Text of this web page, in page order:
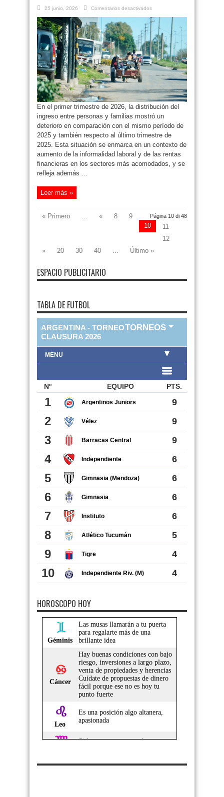
25 junio, 2026 Comentarios desactivados
la
desigualdad:
el
primer
trimestre
el
10%
más
rico
veces
más
los
sectores
menores
ingresos
En el primer trimestre de 2026, la distribución del
ingreso entre personas y familias mostró un
deterioro en comparación con el mismo período de
2025 y también respecto al último trimestre de
2025. Esta situación se enmarca en un contexto de
aumento de la informalidad laboral y de las rentas
financieras en los sectores más acomodados, y se
refleja además ...
Leer más »
Página 10 di 48
« Primero ... « 8
9
10
11
12
»
20 30 40 ... Último »
ESPACIO PUBLICITARIO
TABLA DE FUTBOL
HOROSCOPO HOY